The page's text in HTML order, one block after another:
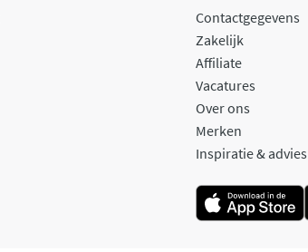
Contactgegevens
Zakelijk
Affiliate
Vacatures
Over ons
Merken
Inspiratie & advies